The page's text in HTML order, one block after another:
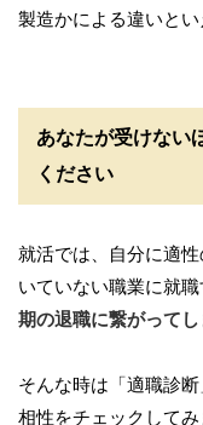
製造かによる違いとい
あなたが受けない
ください
就活では、自分に適
いていない職業に就
期の退職に繋がって
そんな時は「適職診
相性をチェックしてみ